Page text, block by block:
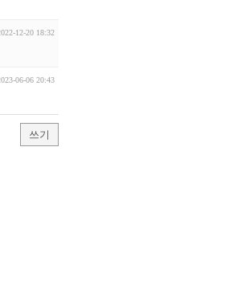
12-20 18:32
06-06 20:43
쓰기